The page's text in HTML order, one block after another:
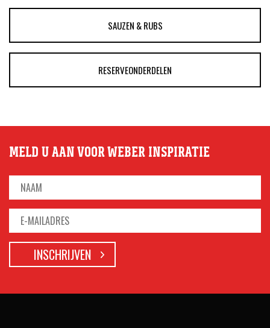
SAUZEN & RUBS
RESERVEONDERDELEN
MELD U AAN VOOR WEBER INSPIRATIE